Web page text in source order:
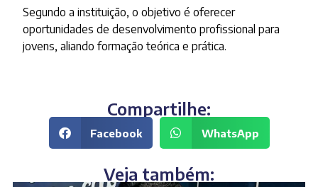
Segundo a instituição, o objetivo é oferecer
oportunidades de desenvolvimento profissional para
jovens, aliando formação teórica e prática.
Compartilhe:
Facebook WhatsApp
Veja também: